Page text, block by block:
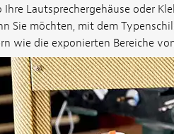
Ihre Lautsprechergehäuse oder
Sie möchten, mit dem
wie die exponierten Bereiche